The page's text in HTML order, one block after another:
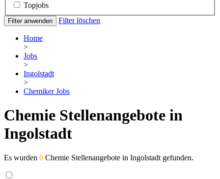
Topjobs
Filter anwenden Filter löschen
Home
>
Jobs
>
Ingolstadt
>
Chemiker Jobs
Chemie Stellenangebote in
Ingolstadt
Es wurden 0 Chemie Stellenangebote in Ingolstadt gefunden.